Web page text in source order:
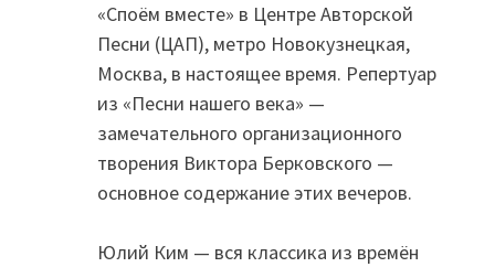
«Споём вместе» в Центре Авторской
Песни (ЦАП), метро Новокузнецкая,
Москва, в настоящее время. Репертуар
из «Песни нашего века» —
замечательного организационного
творения Виктора Берковского —
основное содержание этих вечеров.
Юлий Ким — вся классика из времён